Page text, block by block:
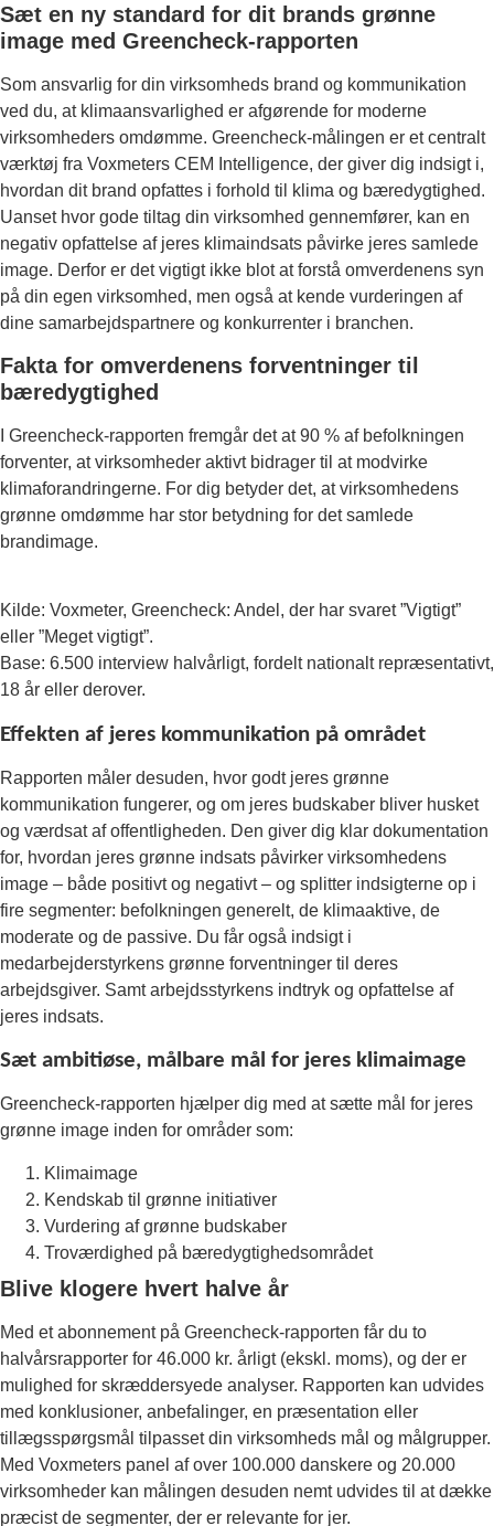
Sæt en ny standard for dit brands grønne
image med Greencheck-rapporten
Som ansvarlig for din virksomheds brand og kommunikation
ved du, at klimaansvarlighed er afgørende for moderne
virksomheders omdømme. Greencheck-målingen er et centralt
værktøj fra Voxmeters CEM Intelligence, der giver dig indsigt i,
hvordan dit brand opfattes i forhold til klima og bæredygtighed.
Uanset hvor gode tiltag din virksomhed gennemfører, kan en
negativ opfattelse af jeres klimaindsats påvirke jeres samlede
image. Derfor er det vigtigt ikke blot at forstå omverdenens syn
på din egen virksomhed, men også at kende vurderingen af
dine samarbejdspartnere og konkurrenter i branchen.
Fakta for omverdenens forventninger til
bæredygtighed
I Greencheck-rapporten fremgår det at 90 % af befolkningen
forventer, at virksomheder aktivt bidrager til at modvirke
klimaforandringerne. For dig betyder det, at virksomhedens
grønne omdømme har stor betydning for det samlede
brandimage.
Kilde: Voxmeter, Greencheck: Andel, der har svaret ”Vigtigt”
eller ”Meget vigtigt”.
Base: 6.500 interview halvårligt, fordelt nationalt repræsentativt,
18 år eller derover.
Effekten af jeres kommunikation på området
Rapporten måler desuden, hvor godt jeres grønne
kommunikation fungerer, og om jeres budskaber bliver husket
og værdsat af offentligheden. Den giver dig klar dokumentation
for, hvordan jeres grønne indsats påvirker virksomhedens
image – både positivt og negativt – og splitter indsigterne op i
fire segmenter: befolkningen generelt, de klimaaktive, de
moderate og de passive. Du får også indsigt i
medarbejderstyrkens grønne forventninger til deres
arbejdsgiver. Samt arbejdsstyrkens indtryk og opfattelse af
jeres indsats.
Sæt ambitiøse, målbare mål for jeres klimaimage
Greencheck-rapporten hjælper dig med at sætte mål for jeres
grønne image inden for områder som:
Klimaimage
Kendskab til grønne initiativer
Vurdering af grønne budskaber
Troværdighed på bæredygtighedsområdet
Blive klogere hvert halve år
Med et abonnement på Greencheck-rapporten får du to
halvårsrapporter for 46.000 kr. årligt (ekskl. moms), og der er
mulighed for skræddersyede analyser. Rapporten kan udvides
med konklusioner, anbefalinger, en præsentation eller
tillægsspørgsmål tilpasset din virksomheds mål og målgrupper.
Med Voxmeters panel af over 100.000 danskere og 20.000
virksomheder kan målingen desuden nemt udvides til at dække
præcist de segmenter, der er relevante for jer.